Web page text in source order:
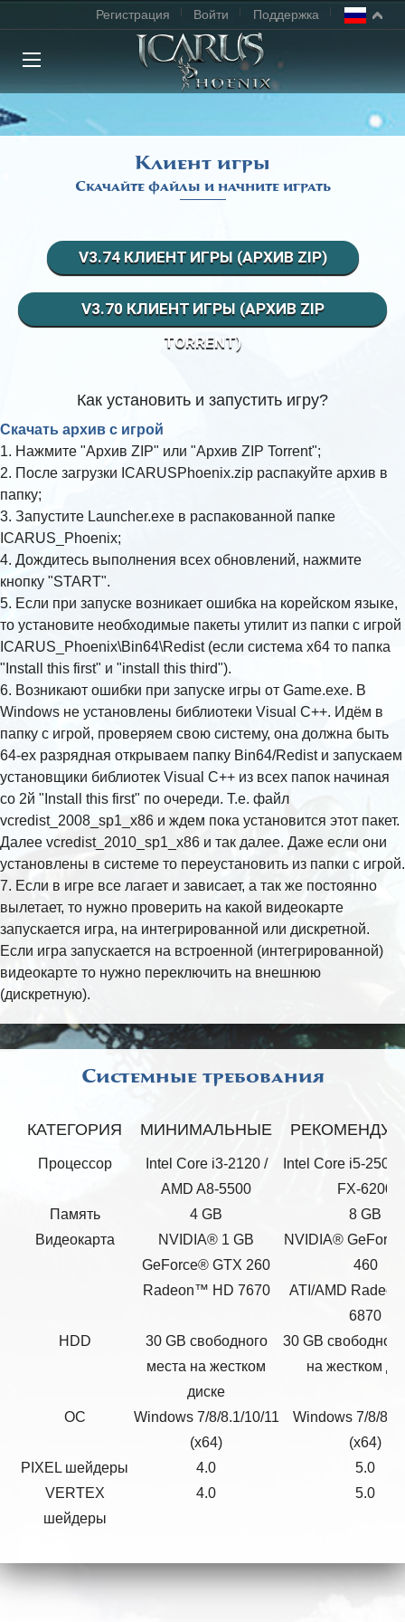
Регистрация Войти Поддержка
ГЛАВНАЯ
НОВОСТИ
СКАЧАТЬ ИГРУ
ФОРУМ
СОГЛАШЕНИЕ
КЛАССЫ
FAQ
Клиент игры
Скачайте файлы и начните играть
V3.74 КЛИЕНТ ИГРЫ (АРХИВ ZIP)
V3.70 КЛИЕНТ ИГРЫ (АРХИВ ZIP
TORRENT)
Как установить и запустить игру?
Скачать архив с игрой
1. Нажмите "Архив ZIP" или "Архив ZIP Torrent";
2. После загрузки ICARUSPhoenix.zip распакуйте архив в
папку;
3. Запустите Launcher.exe в распакованной папке
ICARUS_Phoenix;
4. Дождитесь выполнения всех обновлений, нажмите
кнопку "START".
5. Если при запуске возникает ошибка на корейском языке,
то установите необходимые пакеты утилит из папки с игрой
ICARUS_Phoenix\Bin64\Redist (если система х64 то папка
"Install this first" и "install this third").
6. Возникают ошибки при запуске игры от Game.exe. В
Windows не установлены библиотеки Visual C++. Идём в
папку с игрой, проверяем свою систему, она должна быть
64-ех разрядная открываем папку Bin64/Redist и запускаем
установщики библиотек Visual C++ из всех папок начиная
со 2й "Install this first" по очереди. Т.е. файл
vcredist_2008_sp1_x86 и ждем пока установится этот пакет.
Далее vcredist_2010_sp1_x86 и так далее. Даже если они
установлены в системе то переустановить из папки с игрой.
7. Если в игре все лагает и зависает, а так же постоянно
вылетает, то нужно проверить на какой видеокарте
запускается игра, на интегрированной или дискретной.
Если игра запускается на встроенной (интегрированной)
видеокарте то нужно переключить на внешнюю
(дискретную).
Системные требования
КАТЕГОРИЯ МИНИМАЛЬНЫЕ
Процессор
Intel Core i3-2120 /
AMD A8-5500
Intel Core i5-
FX-6200
Память
4 GB
8 GB
Видеокарта
NVIDIA® 1 GB
GeForce® GTX 260
Radeon™ HD 7670
NVIDIA®
460
ATI/AMD
6870
HDD
30 GB свободного
места на жестком
диске
30 GB
на жестком
ОС
Windows 7/8/8.1/10/11
(x64)
Windows 7/8/
(x64)
PIXEL шейдеры
4.0
5.0
VERTEX
шейдеры
4.0 5.0